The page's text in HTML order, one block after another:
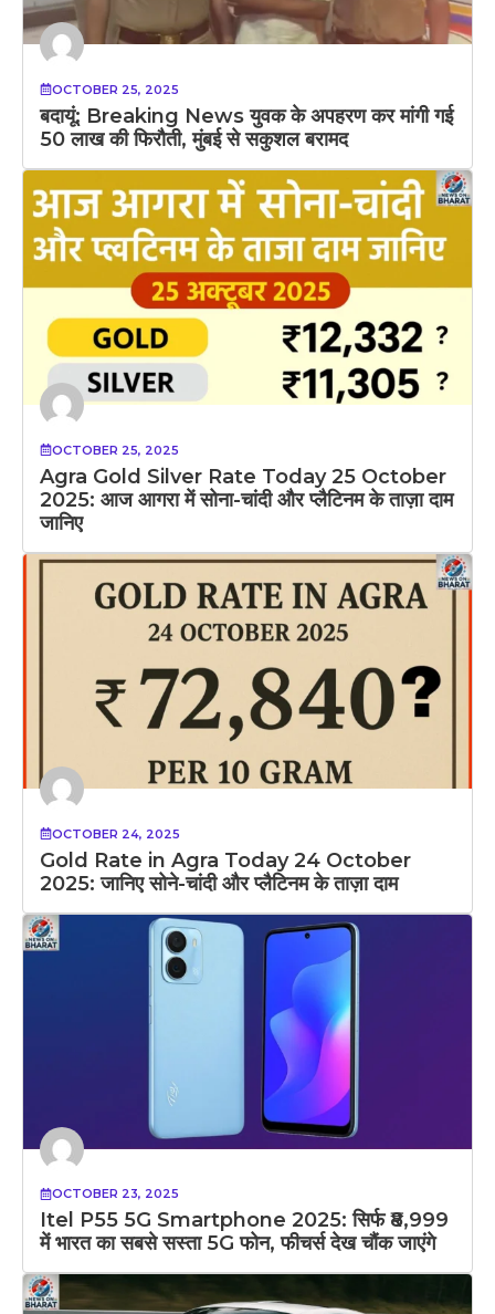
OCTOBER 25, 2025
बदायूं: Breaking News युवक के अपहरण कर मांगी गई
50 लाख की फिरौती, मुंबई से सकुशल बरामद
OCTOBER 25, 2025
Agra Gold Silver Rate Today 25 October
2025: आज आगरा में सोना-चांदी और प्लैटिनम के ताज़ा दाम
जानिए
OCTOBER 24, 2025
Gold Rate in Agra Today 24 October
2025: जानिए सोने-चांदी और प्लैटिनम के ताज़ा दाम
OCTOBER 23, 2025
Itel P55 5G Smartphone 2025: सिर्फ ₹8,999
में भारत का सबसे सस्ता 5G फोन, फीचर्स देख चौंक जाएंगे